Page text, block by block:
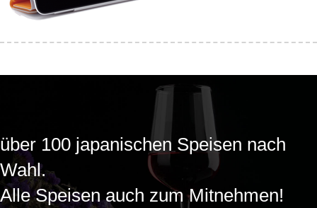
über 100 japanischen Speisen nach
Wahl.
Alle Speisen auch zum Mitnehmen!